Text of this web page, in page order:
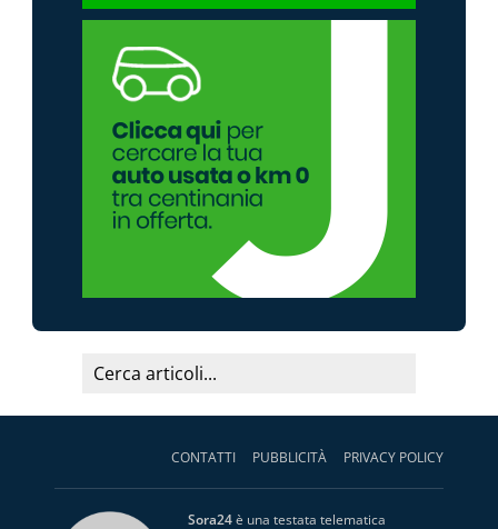
CONTATTI PUBBLICITÀ PRIVACY POLICY
Sora24è una testata telematica